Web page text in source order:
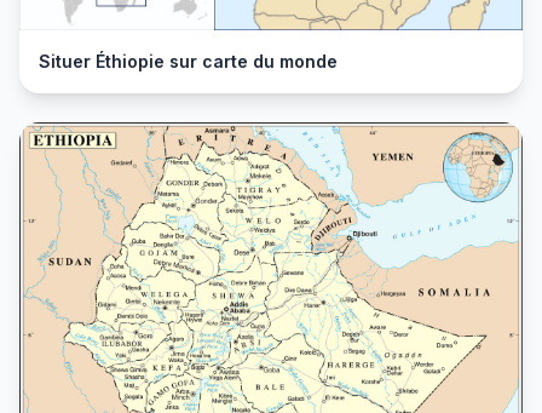
Situer Éthiopie sur carte du monde